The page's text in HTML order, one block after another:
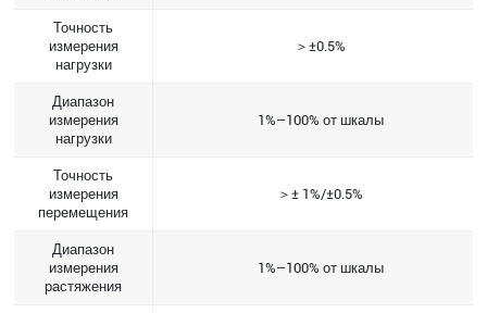
Точность
измерения
нагрузки
＞±0.5%
Диапазон
измерения
нагрузки
1%–100% от шкалы
Точность
измерения
перемещения
＞± 1%/±0.5%
Диапазон
измерения
растяжения
1%–100% от шкалы